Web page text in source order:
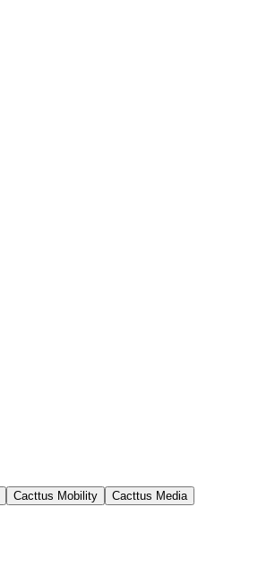
Cacttus Mobility
Cacttus Media